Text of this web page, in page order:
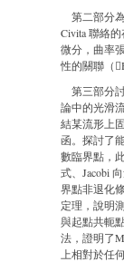
第二部分
Civita 聯絡
微分，曲率
性的關聯（
第三部分
論中的光滑
結某流形上
函。探討了
數臨界點，
式、Jacobi
界點非退化
定理，說明
與起點共軛
法，證明了
上相對於任